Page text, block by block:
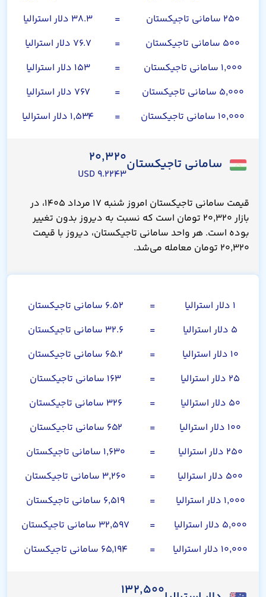
۲۵۰ سامانی تاجیکستان
=
۳۸.۳ دلار استرالیا
۵۰۰ سامانی تاجیکستان
=
۷۶.۷ دلار استرالیا
۱,۰۰۰ سامانی تاجیکستان
=
۱۵۳ دلار استرالیا
۵,۰۰۰ سامانی تاجیکستان
=
۷۶۷ دلار استرالیا
۱۰,۰۰۰ سامانی تاجیکستان
= ۱,۵۳۴ دلار استرالیا
سامانی تاجیکستان۲۰,۳۲۰
۹.۲۲۴۳ USD
قیمت سامانی تاجیکستان امروز شنبه ۱۷ مرداد ۱۴۰۵، در
بازار ۲۰,۳۲۰ تومان است که نسبت به دیروز بدون تغییر
بوده است. هر واحد سامانی تاجیکستان، دیروز با قیمت
۲۰,۳۲۰ تومان معامله می‌شد.
۱ دلار استرالیا =
۶.۵۲ سامانی تاجیکستان
۵ دلار استرالیا
=
۳۲.۶ سامانی تاجیکستان
۱۰ دلار استرالیا
=
۶۵.۲ سامانی تاجیکستان
۲۵ دلار استرالیا
=
۱۶۳ سامانی تاجیکستان
۵۰ دلار استرالیا
=
۳۲۶ سامانی تاجیکستان
۱۰۰ دلار استرالیا
=
۶۵۲ سامانی تاجیکستان
۲۵۰ دلار استرالیا
=
۱,۶۳۰ سامانی تاجیکستان
۵۰۰ دلار استرالیا
=
۳,۲۶۰ سامانی تاجیکستان
۱,۰۰۰ دلار استرالیا
=
۶,۵۱۹ سامانی تاجیکستان
۵,۰۰۰ دلار استرالیا
=
۳۲,۵۹۷ سامانی تاجیکستان
۱۰,۰۰۰ دلار استرالیا
= ۶۵,۱۹۴ سامانی تاجیکستان
۱۳۲,۵۰۰